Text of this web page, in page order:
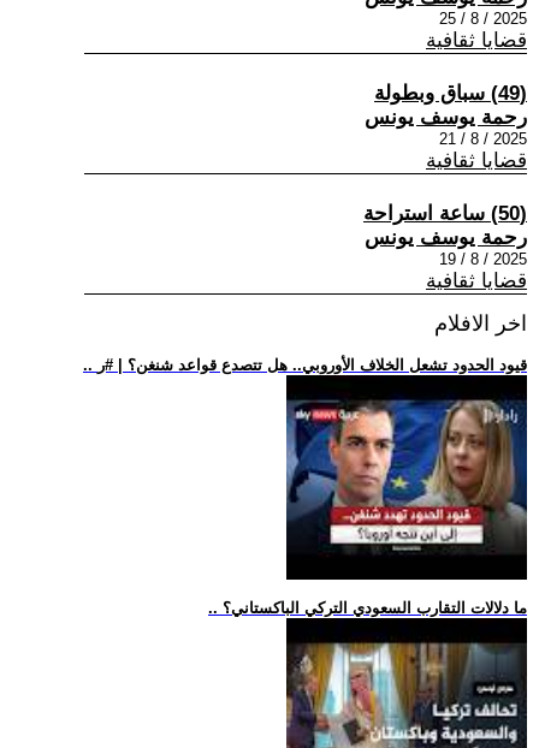
2025 / 8 / 25
قضايا ثقافية
(49) سباق وبطولة
رحمة يوسف يونس
2025 / 8 / 21
قضايا ثقافية
(50) ساعة استراحة
رحمة يوسف يونس
2025 / 8 / 19
قضايا ثقافية
اخر الافلام
.. قيود الحدود تشعل الخلاف الأوروبي.. هل تتصدع قواعد شنغن؟ | #ر
.. ما دلالات التقارب السعودي التركي الباكستاني؟